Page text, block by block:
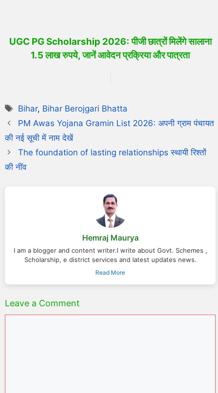
UGC PG Scholarship 2026: पीजी छात्रों मिलेंगे सालाना
1.5 लाख रुपये, जानें आवेदन प्रक्रिया और पात्रता
Bihar, Bihar Berojgari Bhatta
PM Awas Yojana Gramin List 2026: अपनी ग्राम पंचायत
की नई सूची में नाम देखें
The foundation of lasting relationships स्थायी रिश्तों
की नींव
Hemraj Maurya
I am a blogger and content writer.I write about Govt. Schemes ,
Scholarship, e district services and latest updates news.
Read More
Leave a Comment